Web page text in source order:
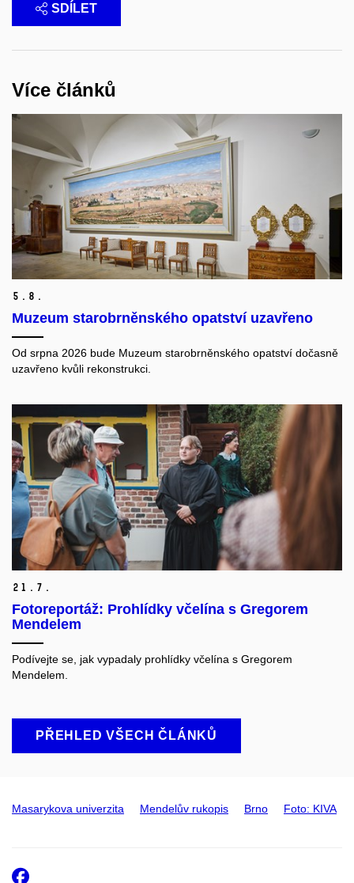
SDÍLET
Více článků
5. 8.
Muzeum starobrněnského opatství uzavřeno
Od srpna 2026 bude Muzeum starobrněnského opatství dočasně
uzavřeno kvůli rekonstrukci.
21. 7.
Fotoreportáž: Prohlídky včelína s Gregorem
Mendelem
Podívejte se, jak vypadaly prohlídky včelína s Gregorem
Mendelem.
PŘEHLED VŠECH ČLÁNKŮ
Masarykova univerzita Mendelův rukopis Brno Foto: KIVA
Facebook